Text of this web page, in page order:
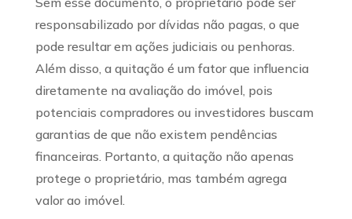
responsabilizado por dívidas não pagas, o que
pode resultar em ações judiciais ou penhoras.
Além disso, a quitação é um fator que influencia
diretamente na avaliação do imóvel, pois
potenciais compradores ou investidores buscam
garantias de que não existem pendências
financeiras. Portanto, a quitação não apenas
protege o proprietário, mas também agrega
valor ao imóvel.